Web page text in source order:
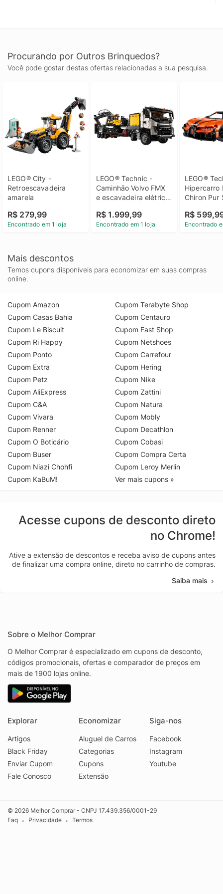
brinquedo montável medindo mais de 4 pol. (10 cm) de altura,
9 pol. (24 cm) de comprimento e 3,5 pol. (9 cm) de largura,
Procurando por Outros Brinquedos?
Você pode gostar destas ofertas relacionadas a sua pesquisa.
LEGO® City -
Retroescavadeira
amarela
R$ 279,99
Encontrado em 1 loja
LEGO® Technic -
Caminhão Volvo FMX
e escavadeira elétrica
R$ 1.999,99
Encontrado em 1 loja
LEGO®
Hipercarro
Chiron Pur
R$
Encontrado
Mais descontos
Temos cupons disponíveis para economizar em suas compras
online.
Cupom Amazon
Cupom Casas Bahia
Cupom Le Biscuit
Cupom Ri Happy
Cupom Ponto
Cupom Extra
Cupom Petz
Cupom AliExpress
Cupom C&A
Cupom Vivara
Cupom Renner
Cupom O Boticário
Cupom Buser
Cupom Niazi Chohfi
Cupom KaBuM!
Cupom Terabyte Shop
Cupom Centauro
Cupom Fast Shop
Cupom Netshoes
Cupom Carrefour
Cupom Hering
Cupom Nike
Cupom Zattini
Cupom Natura
Cupom Mobly
Cupom Decathlon
Cupom Cobasi
Cupom Compra Certa
Cupom Leroy Merlin
Ver mais cupons »
Acesse cupons de desconto direto
no Chrome!
Ative a extensão de descontos e receba aviso de cupons antes
de finalizar uma compra online, direto no carrinho de compras.
Saiba mais
Sobre o Melhor Comprar
O Melhor Comprar é especializado em cupons de desconto,
códigos promocionais, ofertas e comparador de preços em
mais de 1900 lojas online.
Explorar
Artigos
Black Friday
Enviar Cupom
Fale Conosco
Economizar
Aluguel de Carros
Categorias
Cupons
Extensão
Siga-nos
Facebook
Instagram
Youtube
© 2026 Melhor Comprar - CNPJ 17.439.356/0001-29
Faq
• Privacidade • Termos